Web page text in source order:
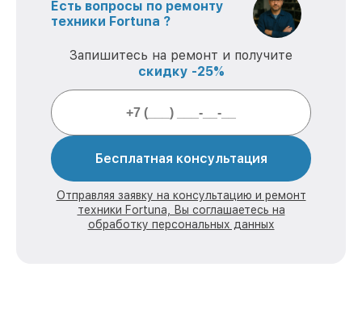
Есть вопросы по ремонту
техники Fortuna ?
Запишитесь на ремонт и получите
скидку -25%
Бесплатная консультация
Отправляя заявку на консультацию и ремонт
техники Fortuna, Вы соглашаетесь на
обработку персональных данных